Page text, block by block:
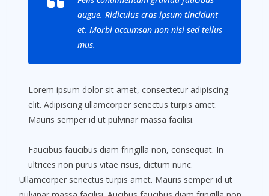
augue. Ridiculus cras ipsum tincidunt
et. Morbi accumsan non nisi sed tellus
mus.
Lorem ipsum dolor sit amet, consectetur adipiscing
elit. Adipiscing ullamcorper senectus turpis amet.
Mauris semper id ut pulvinar massa facilisi.
Faucibus faucibus diam fringilla non, consequat. In
ultrices non purus vitae risus, dictum nunc.
Ullamcorper senectus turpis amet. Mauris semper id ut